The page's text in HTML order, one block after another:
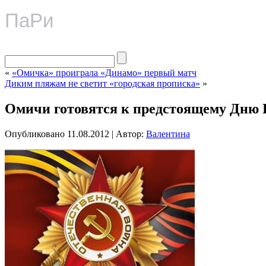
ПаРи
« «Омичка» проиграла «Динамо» первый матч
Диким пляжам не светит «городская прописка» »
Омичи готовятся к предстоящему Дню
Опубликовано 11.08.2012 | Автор: Валентина